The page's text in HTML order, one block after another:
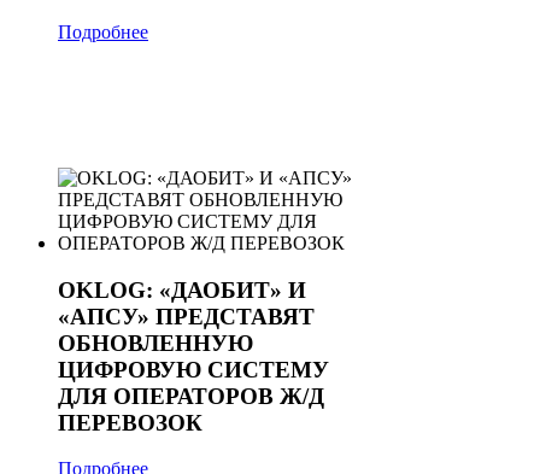
Подробнее
OKLOG: «ДАОБИТ» И
«АПСУ» ПРЕДСТАВЯТ
ОБНОВЛЕННУЮ
ЦИФРОВУЮ СИСТЕМУ
ДЛЯ ОПЕРАТОРОВ Ж/Д
ПЕРЕВОЗОК
Подробнее